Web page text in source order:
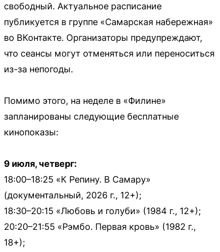
свободный. Актуальное расписание
публикуется в группе «Самарская набережная»
во ВКонтакте. Организаторы предупреждают,
что сеансы могут отменяться или переноситься
из-за непогоды.
Помимо этого, на неделе в «Филине»
запланированы следующие бесплатные
кинопоказы:
9 июля, четверг:
18:00–18:25 «К Репину. В Самару»
(документальный, 2026 г., 12+);
18:30–20:15 «Любовь и голуби» (1984 г., 12+);
20:20–21:55 «Рэмбо. Первая кровь» (1982 г.,
18+);